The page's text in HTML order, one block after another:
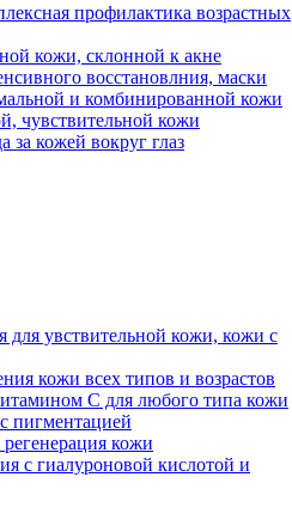
профилактика возрастных
кожи, склонной к акне
восстановлния, маски
и комбинированной кожи
чувствительной кожи
за кожей вокруг глаз
увствительной кожи, кожи с
кожи всех типов и возрастов
С для любого типа кожи
пигментацией
кожи
с гиалуроновой кислотой и